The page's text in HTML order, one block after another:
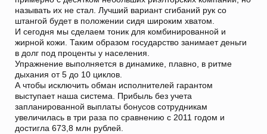
называть их не стал. Лучший вариант сгибаний рук со
штангой будет в положении сидя широким хватом.
И сегодня мы сделаем тоник для комбинированной и
жирной кожи. Таким образом государство занимает деньги
в долг под проценты у населения.
Упражнение выполняется в динамике, плавно, в ритме
дыхания от 5 до 10 циклов.
А чтобы исключить обман исполнителей гарантом
выступает наша система. Прибыль без учета
запланированной выплаты бонусов сотрудникам
увеличилась в три раза по сравнению с 2011 годом и
достигла 673,8 млн рублей.